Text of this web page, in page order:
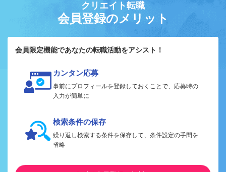
クリエイト転職
会員登録のメリット
会員限定機能であなたの転職活動をアシスト！
カンタン応募
事前にプロフィールを登録しておくことで、応募時の
入力が簡単に
検索条件の保存
繰り返し検索する条件を保存して、条件設定の手間を
省略